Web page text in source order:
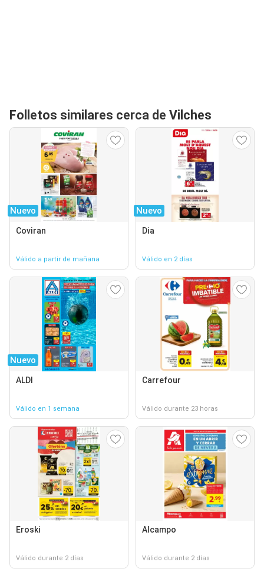
Folletos similares cerca de Vilches
Nuevo
Coviran
Válido a partir de mañana
Nuevo
Dia
Válido en 2 días
Nuevo
ALDI
Válido en 1 semana
Carrefour
Válido durante 23 horas
Eroski
Válido durante 2 días
Alcampo
Válido durante 2 días